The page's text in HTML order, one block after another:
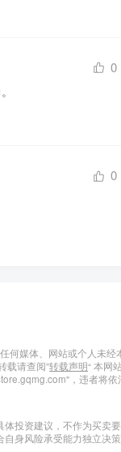
0
0
何媒体、网站或个人未经
载请查阅”转载声明“ 本网
，违者将依
投资建议，不作为买卖
身风险承受能力独立决